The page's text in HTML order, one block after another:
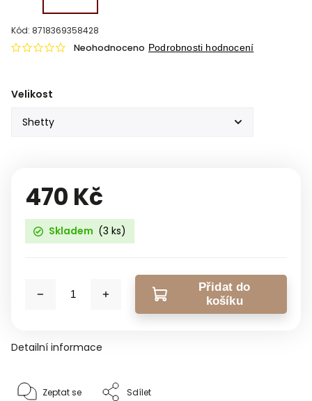
Kód: 8718369358428
Neohodnoceno Podrobnosti hodnocení
Velikost
470 Kč
Skladem (3 ks)
Přidat do
košíku
Detailní informace
Zeptat se Sdílet